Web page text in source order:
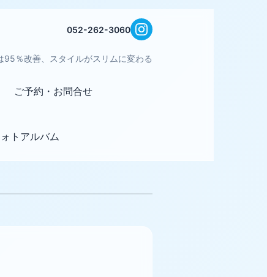
052-262-3060
95％改善、スタイルがスリムに変わる
ご予約・お問合せ
トアルバム